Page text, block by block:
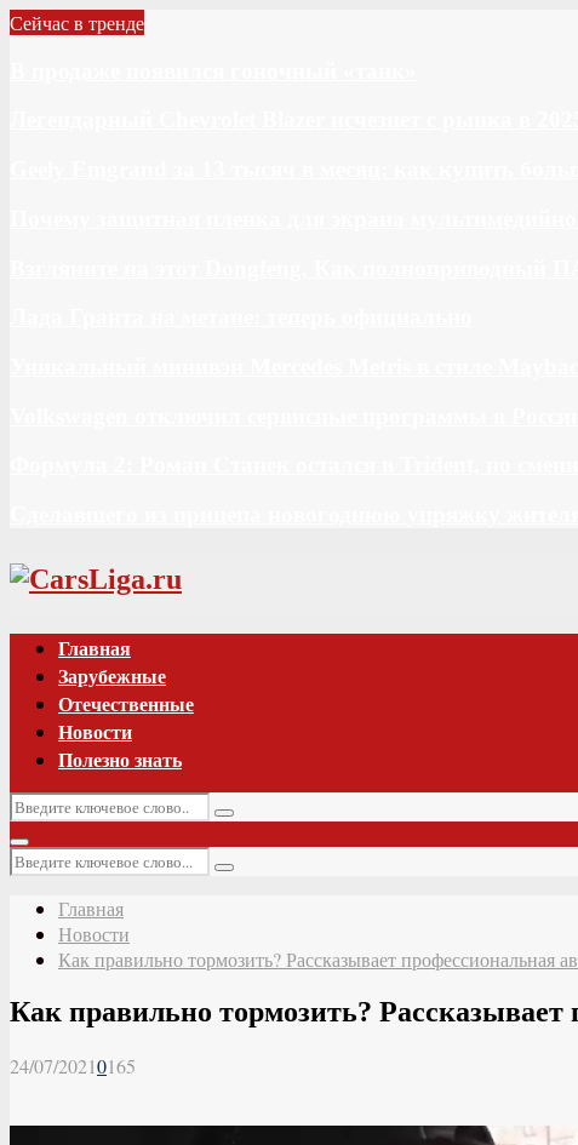
Сейчас в тренде
Vk
Главная
Зарубежные
Отечественные
Новости
Полезно знать
Искать:
Поиск
Основное
меню
Искать:
Поиск
Главная
Новости
Как правильно тормозить? Рассказывает профессиональная
Как правильно тормозить?
24/07/20210165